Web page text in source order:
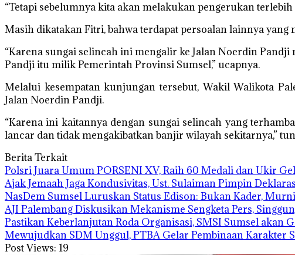
“Tetapi sebelumnya kita akan melakukan pengerukan
Masih dikatakan Fitri, bahwa terdapat persoalan lainnya
“Karena sungai selincah ini mengalir ke Jalan Noerdin
Pandji itu milik Pemerintah Provinsi Sumsel,” ucapnya.
Melalui kesempatan kunjungan tersebut, Wakil Walikota
Jalan Noerdin Pandji.
“Karena ini kaitannya dengan sungai selincah yang
lancar dan tidak mengakibatkan banjir wilayah sekitarnya,”
Berita Terkait
Polsri Juara Umum PORSENI XV, Raih 60 Medali dan Ukir
Ajak Jemaah Jaga Kondusivitas, Ust. Sulaiman Pimpin
NasDem Sumsel Luruskan Status Edison: Bukan Kader,
AJI Palembang Diskusikan Mekanisme Sengketa Pers,
Pastikan Keberlanjutan Roda Organisasi, SMSI Sumsel akan
Mewujudkan SDM Unggul, PTBA Gelar Pembinaan Karakter
Post Views: 19